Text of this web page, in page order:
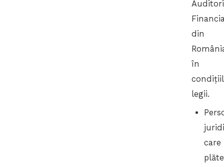
din
în
legii.
care